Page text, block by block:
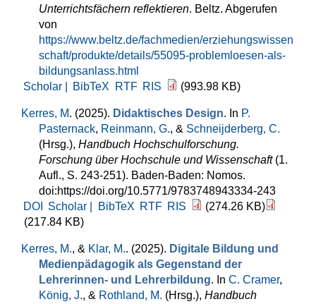
Unterrichtsfächern reflektieren. Beltz. Abgerufen
von
https://www.beltz.de/fachmedien/erziehungswissen
schaft/produkte/details/55095-problemloesen-als-
bildungsanlass.html
Scholar |
BibTeX RTF RIS (993.98 KB)
Kerres, M. (2025). Didaktisches Design. In P.
Pasternack, Reinmann, G., & Schneijderberg, C.
(Hrsg.), Handbuch Hochschulforschung.
Forschung über Hochschule und Wissenschaft(1.
Aufl., S. 243-251). Baden-Baden: Nomos.
doi:https://doi.org/10.5771/9783748943334-243
DOI
Scholar | BibTeX RTF RIS
(274.26 KB)
(217.84 KB)
Kerres, M., & Klar, M.. (2025). Digitale Bildung und
Medienpädagogik als Gegenstand der
Lehrerinnen- und Lehrerbildung. In C. Cramer,
König, J., & Rothland, M. (Hrsg.), Handbuch